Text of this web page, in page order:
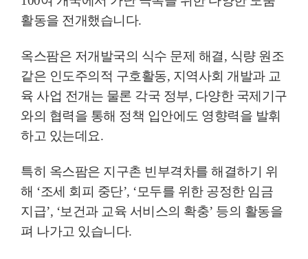
활동을 전개했습니다.
옥스팜은 저개발국의 식수 문제 해결, 식량 원조
같은 인도주의적 구호활동, 지역사회 개발과 교
육 사업 전개는 물론 각국 정부, 다양한 국제기구
와의 협력을 통해 정책 입안에도 영향력을 발휘
하고 있는데요.
특히 옥스팜은 지구촌 빈부격차를 해결하기 위
해 ‘조세 회피 중단’, ‘모두를 위한 공정한 임금
지급’, ‘보건과 교육 서비스의 확충’ 등의 활동을
펴 나가고 있습니다.